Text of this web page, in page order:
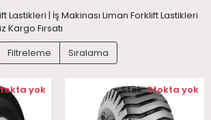
Lastikleri | İş Makinası Liman Forklift Lastikleri
Kargo Fırsatı
Filtreleme
Sıralama
yok Stok:Stokta yok